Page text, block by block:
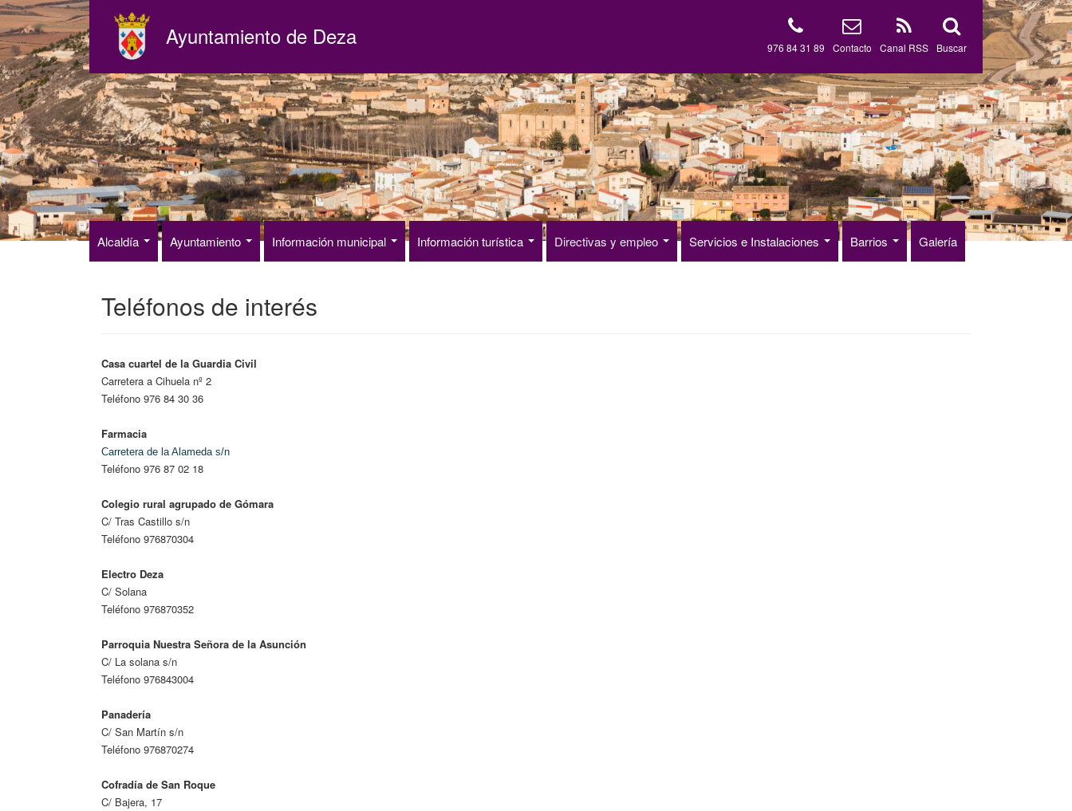
Pasar
al
contenido
principal
Ayuntamiento de Deza Buscar
Canal RSS
Contacto
976 84 31 89
Alcaldía Ayuntamiento Información municipal Información turística Directivas y empleo Servicios e Instalaciones Barrios Galería
Teléfonos de interés
Casa cuartel de la Guardia Civil
Carretera a Cihuela nº 2
Teléfono 976 84 30 36
Farmacia
Carretera de la Alameda s/n
Teléfono 976 87 02 18
Colegio rural agrupado de Gómara
C/ Tras Castillo s/n
Teléfono 976870304
Electro Deza
C/ Solana
Teléfono 976870352
Parroquia Nuestra Señora de la Asunción
C/ La solana s/n
Teléfono 976843004
Panadería
C/ San Martín s/n
Teléfono 976870274
Cofradía de San Roque
C/ Bajera, 17